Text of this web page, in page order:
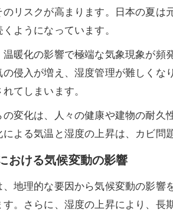
のリスクが高まります。日本の夏は
くようになっています。
温暖化の影響で極端な気象現象が
の侵入が増え、湿度管理が難しくな
てしまいます。
の変化は、人々の健康や建物の耐
による気温と湿度の上昇は、カビ問
おける気候変動の影響
、地理的な要因から気候変動の影
す。さらに、湿度の上昇により、長